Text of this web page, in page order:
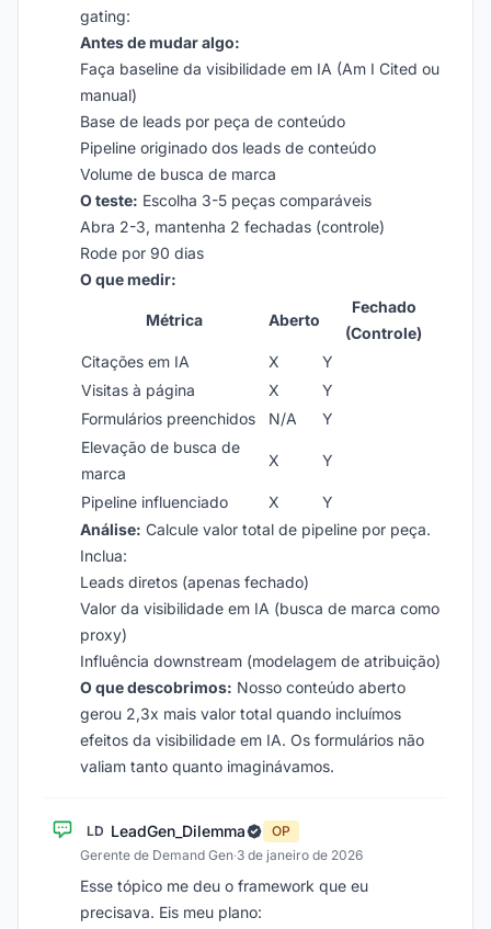
gating:
Antes de mudar algo:
Faça baseline da visibilidade em IA (Am I Cited ou
manual)
Base de leads por peça de conteúdo
Pipeline originado dos leads de conteúdo
Volume de busca de marca
O teste: Escolha 3-5 peças comparáveis
Abra 2-3, mantenha 2 fechadas (controle)
Rode por 90 dias
O que medir:
Métrica Aberto
Fechado
(Controle)
Citações em IA
X
Y
Visitas à página
X
Y
Formulários preenchidos
N/A
Y
Elevação de busca de
marca
X Y
Pipeline influenciado X
Y
Análise: Calcule valor total de pipeline por peça.
Inclua:
Leads diretos (apenas fechado)
Valor da visibilidade em IA (busca de marca como
proxy)
Influência downstream (modelagem de atribuição)
O que descobrimos: Nosso conteúdo aberto
gerou 2,3x mais valor total quando incluímos
efeitos da visibilidade em IA. Os formulários não
valiam tanto quanto imaginávamos.
LD LeadGen_Dilemma
OP
Gerente de Demand Gen·3 de janeiro de 2026
Esse tópico me deu o framework que eu
precisava. Eis meu plano: